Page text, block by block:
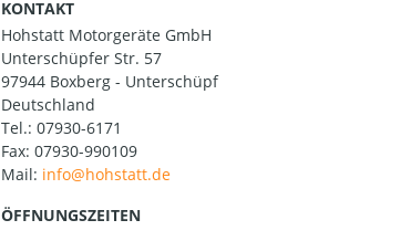
KONTAKT
Hohstatt Motorgeräte GmbH
Unterschüpfer Str. 57
97944 Boxberg - Unterschüpf
Deutschland
Tel.: 07930-6171
Fax: 07930-990109
Mail:
ÖFFNUNGSZEITEN